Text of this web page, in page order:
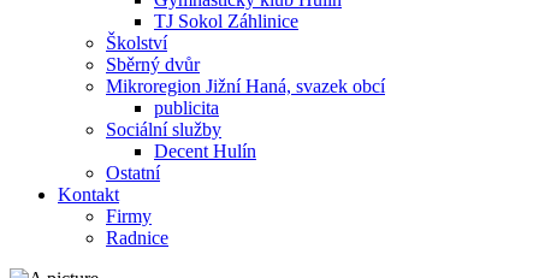
TJ Sokol Záhlinice
Školství
Sběrný dvůr
Mikroregion Jižní Haná, svazek obcí
publicita
Sociální služby
Decent Hulín
Ostatní
Kontakt
Firmy
Radnice